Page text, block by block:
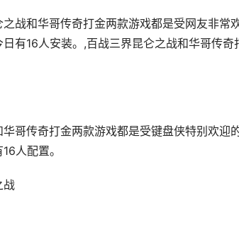
战和华哥传奇打金两款游戏都是受网友非常
有16人安装。,百战三界昆仑之战和华哥传
哥传奇打金两款游戏都是受键盘侠特别欢迎
人配置。
战